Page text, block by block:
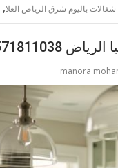
شغالات باليوم شرق الرياض العلا,
0571811038
manora